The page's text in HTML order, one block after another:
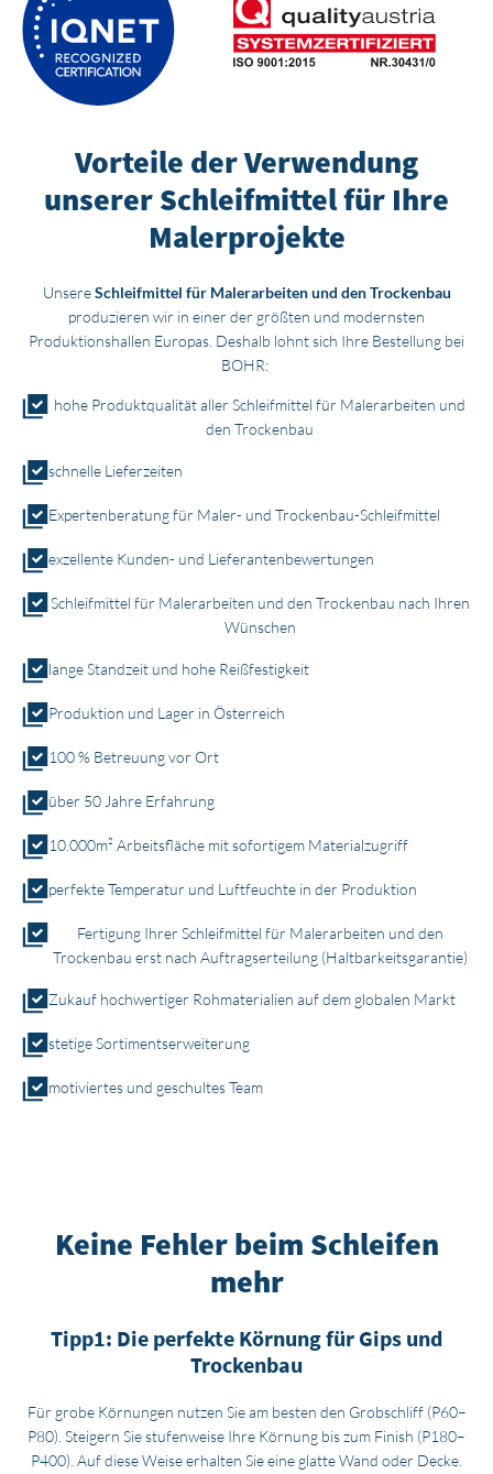
Vorteile der Verwendung
unserer Schleifmittel für Ihre
Malerprojekte
UnsereSchleifmittel für Malerarbeiten und den Trockenbau
produzieren wir in einer der größten und modernsten
Produktionshallen Europas. Deshalb lohnt sich Ihre Bestellung bei
BOHR:
hohe Produktqualität aller Schleifmittel für Malerarbeiten und
den Trockenbau
schnelle Lieferzeiten
Expertenberatung für Maler- und Trockenbau-Schleifmittel
exzellente Kunden- und Lieferantenbewertungen
Schleifmittel für Malerarbeiten und den Trockenbau nach Ihren
Wünschen
lange Standzeit und hohe Reißfestigkeit
Produktion und Lager in Österreich
100 % Betreuung vor Ort
über 50 Jahre Erfahrung
10.000m² Arbeitsfläche mit sofortigem Materialzugriff
perfekte Temperatur und Luftfeuchte in der Produktion
Fertigung Ihrer Schleifmittel für Malerarbeiten und den
Trockenbau erst nach Auftragserteilung (Haltbarkeitsgarantie)
Zukauf hochwertiger Rohmaterialien auf dem globalen Markt
stetige Sortimentserweiterung
motiviertes und geschultes Team
Keine Fehler beim Schleifen
mehr
Tipp1: Die perfekte Körnung für Gips und
Trockenbau
Für grobe Körnungen nutzen Sie am besten den Grobschliff (P60–
P80). Steigern Sie stufenweise Ihre Körnung bis zum Finish (P180–
P400). Auf diese Weise erhalten Sie eine glatte Wand oder Decke.